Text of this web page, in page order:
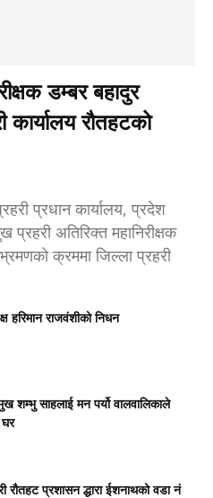
डम्बर बहादुर
कार्यालय रौतहटको
प्रधान कार्यालय, प्रदेश
प्रहरी अतिरिक्त महानिरीक्षक
क्रममा जिल्ला प्रहरी
हरिमान राजवंशीको निधन
शम्भु साहलाई मन पर्यो वालवालिकाले
रौतहट प्रशासन द्धारा ईशनाथको वडा नं